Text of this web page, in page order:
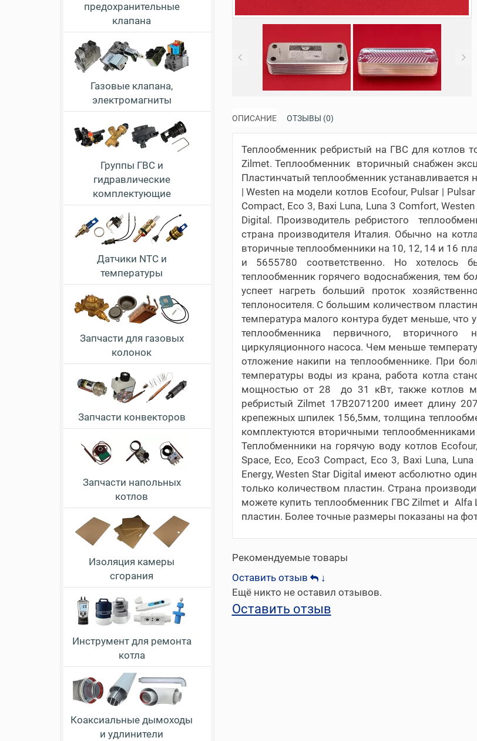
предохранительные
клапана
Газовые клапана,
электромагниты
Группы ГВС и
гидравлические
комплектующие
Датчики NTC и
температуры
Запчасти для газовых
колонок
Запчасти конвекторов
Запчасти напольных
котлов
Изоляция камеры
сгорания
Инструмент для ремонта
котла
Коаксиальные дымоходы
и удлинители
Previous
ОПИСАНИЕ ОТЗЫВЫ (0)
Теплообменник ребристый на ГВС для котлов
Zilmet. Теплообменник вторичный снабжен
Пластинчатый теплообменник
| Westen на модели котлов Ecofour, Pulsar |
Compact, Eco 3, Baxi Luna, Luna 3 Comfort,
Digital. Производитель ребристого
страна производителя Италия. Обычно на
вторичные теплообменники на 10, 12, 14 и 16
и 5655780 соответственно. Но
теплообменник горячего водоснабжения, тем
успеет нагреть больший проток
теплоносителя. С большим количеством
температура малого контура будет меньше,
теплообменника первичного,
циркуляционного насоса. Чем меньше
отложение накипи на теплообменнике. При
температуры воды из крана, работа котла
мощностью от 28 до 31 кВт, также котлов
ребристый Zilmet 17B2071200 имеет длину
крепежных шпилек 156,5мм, толщина
комплектуются вторичными
Теплобменники на горячую воду котлов
Space, Eco, Eco3 Compact, Eco 3, Baxi Luna,
Energy, Westen Star Digital имеют асболютно
только количеством пластин. Страна
можете купить теплообменник ГВС Zilmet и
пластин. Более точные размеры показаны на
Рекомендуемые товары
Оставить отзыв
↓
Ещё никто не оставил отзывов.
Оставить отзыв